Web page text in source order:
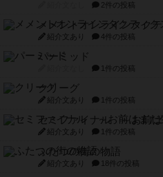
2件の投稿
メメントオンラインタク
紹介文あり 4件の投稿
パーミッド
1件の投稿
クリーグ
紹介文あり 1件の投稿
セミファイナル ～お前は
紹介文あり 1件の投稿
ふたつの街の物語
紹介文あり 18件の投稿